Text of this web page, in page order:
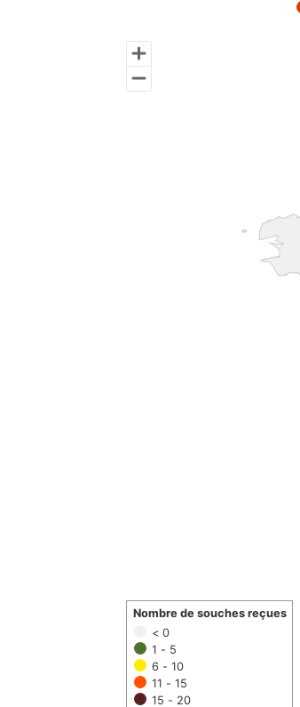
< 0
1 - 5
6 - 10
11 - 15
15 - 20
Nombre de souches reçues